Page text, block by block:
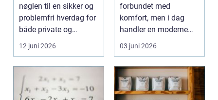
nøglen til en sikker og
problemfri hverdag for
både private og
virksomheder, de...
12 juni 2026
forbundet med
komfort, men i dag
handler en moderne
elevator lige så meg...
03 juni 2026